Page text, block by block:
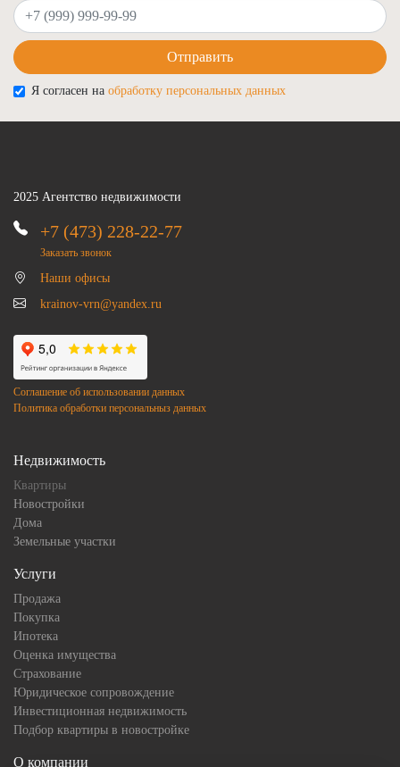
Ваш телефон
Отправить
Я согласен на обработку персональных данных
2025 Агентство недвижимости
+7 (473) 228-22-77
Заказать звонок
Наши офисы
krainov-vrn@yandex.ru
Соглашение об использовании данных
Политика обработки персональныз данных
Недвижимость
Квартиры
Новостройки
Дома
Земельные участки
Услуги
Продажа
Покупка
Ипотека
Оценка имущества
Страхование
Юридическое сопровождение
Инвестиционная недвижимость
Подбор квартиры в новостройке
О компании